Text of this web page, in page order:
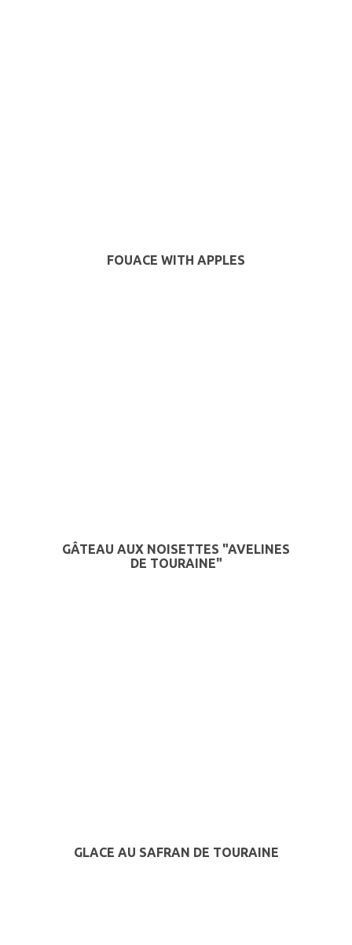
FOUACE WITH APPLES
GÂTEAU AUX NOISETTES "AVELINES
DE TOURAINE"
GLACE AU SAFRAN DE TOURAINE